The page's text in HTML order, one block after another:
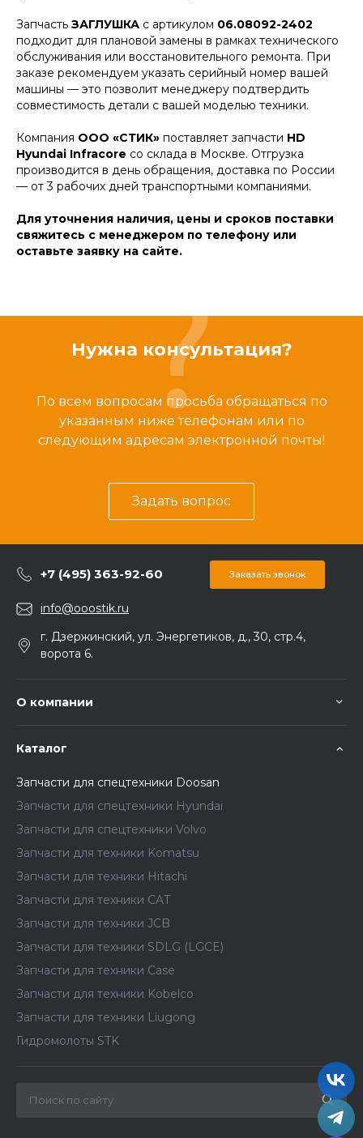
Запчасть ЗАГЛУШКА с артикулом 06.08092-2402
подходит для плановой замены в рамках технического
обслуживания или восстановительного ремонта. При
заказе рекомендуем указать серийный номер вашей
машины — это позволит менеджеру подтвердить
совместимость детали с вашей моделью техники.
Компания ООО «СТИК» поставляет запчасти HD
Hyundai Infracore со склада в Москве. Отгрузка
производится в день обращения, доставка по России
— от 3 рабочих дней транспортными компаниями.
Для уточнения наличия, цены и сроков поставки
свяжитесь с менеджером по телефону или
оставьте заявку на сайте.
Нужна консультация?
По всем вопросам просьба обращаться по
указанным ниже телефонам или по
следующим адресам электронной почты!
Задать вопрос
+7 (495) 363-92-60 Заказать звонок
info@ooostik.ru
г. Дзержинский, ул. Энергетиков, д., 30, стр.4,
ворота 6.
О компании
Каталог
Запчасти для спецтехники Doosan
Запчасти для спецтехники Hyundai
Запчасти для спецтехники Volvo
Запчасти для техники Komatsu
Запчасти для техники Hitachi
Запчасти для техники CAT
Запчасти для техники JCB
Запчасти для техники SDLG (LGCE)
Запчасти для техники Case
Запчасти для техники Kobelco
Запчасти для техники Liugong
Гидромолоты STK